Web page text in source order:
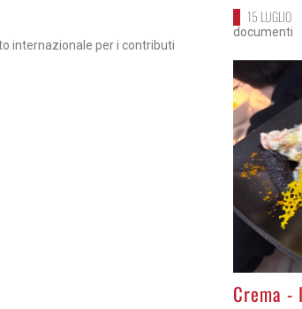
internazionale per i contributi
15 LUGLIO
documenti
>
Crema -